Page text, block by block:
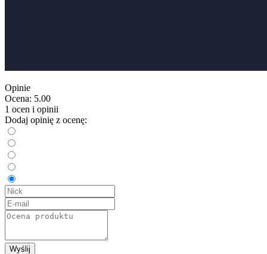
Opinie
Ocena: 5.00
1 ocen i opinii
Dodaj opinię z ocenę:
Wyślij